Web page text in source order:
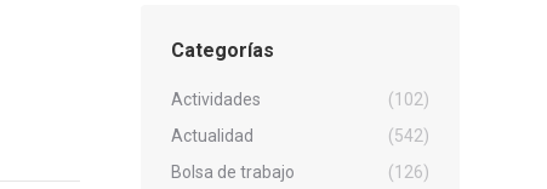
Categorías
Actividades
(102)
Actualidad
(542)
Bolsa de trabajo
(126)